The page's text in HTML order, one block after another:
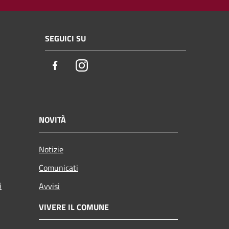
SEGUICI SU
FacebookInstagram
NOVITÀ
Notizie
Comunicati
Avvisi
VIVERE IL COMUNE